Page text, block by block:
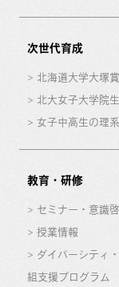
次世代育成
北海道大学大塚
北大女子大学院
女子中高生の理
教育・研修
セミナー・意識
授業情報
ダイバーシティ
組支援プログラム